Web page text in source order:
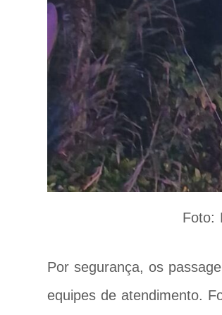
Foto:
Por segurança, os
equipes de atendimento.